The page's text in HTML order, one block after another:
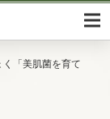
「美肌菌を育て